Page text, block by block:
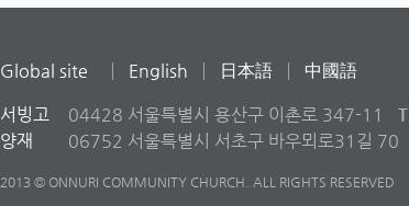
Global site English 日本語 中國語
서빙고 04428 서울특별시 용산구 이촌로 347-11 T
양재
06752 서울특별시 서초구 바우뫼로31길 70
2013 © ONNURI COMMUNITY CHURCH. ALL RIGHTS RESERVED